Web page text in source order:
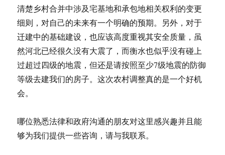
清楚乡村合并中涉及宅基地和承包地相关权利的变更
细则，对自己的未来有一个明确的预期。另外，对于
迁建中的基础建设，也应该高度重视其安全质量，虽
然河北已经很久没有大震了，而衡水也似乎没有碰上
过超过四级的地震，但还是请按照至少7级地震的防御
等级去建我们的房子。这次农村调整真的是一个好机
会。
哪位熟悉法律和政府沟通的朋友对这里感兴趣并且能
够为我们提供一些咨询，请与我联系。